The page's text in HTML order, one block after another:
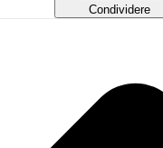
Condividere